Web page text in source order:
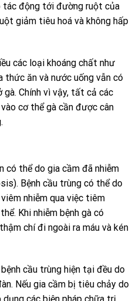
tác động tới đường ruột của
giảm tiêu hoá và không hấp
các loại khoáng chất như
thức ăn và nước uống vẫn có
Chính vì vậy, tất cả các
cơ thể gà cần được cân
có thể do gia cầm đã nhiễm
Bệnh cầu trùng có thể do
nhiễm qua việc tiêm
Khi nhiễm bệnh gà có
chí đi ngoài ra máu và kén
cầu trùng hiện tại đều do
Nếu gia cầm bị tiêu chảy do
dụng các biện pháp chữa trị